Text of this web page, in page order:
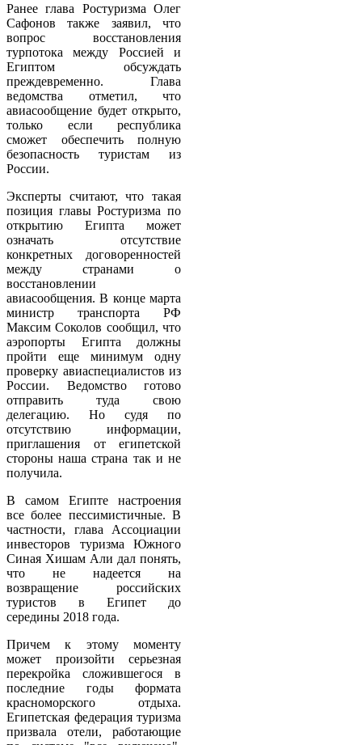
Ранее глава Ростуризма Олег
Сафонов также заявил, что
вопрос восстановления
турпотока между Россией и
Египтом обсуждать
преждевременно. Глава
ведомства отметил, что
авиасообщение будет открыто,
только если республика
сможет обеспечить полную
безопасность туристам из
России.
Эксперты считают, что такая
позиция главы Ростуризма по
открытию Египта может
означать отсутствие
конкретных договоренностей
между странами о
восстановлении
авиасообщения. В конце марта
министр транспорта РФ
Максим Соколов сообщил, что
аэропорты Египта должны
пройти еще минимум одну
проверку авиаспециалистов из
России. Ведомство готово
отправить туда свою
делегацию. Но судя по
отсутствию информации,
приглашения от египетской
стороны наша страна так и не
получила.
В самом Египте настроения
все более пессимистичные. В
частности, глава Ассоциации
инвесторов туризма Южного
Синая Хишам Али дал понять,
что не надеется на
возвращение российских
туристов в Египет до
середины 2018 года.
Причем к этому моменту
может произойти серьезная
перекройка сложившегося в
последние годы формата
красноморского отдыха.
Египетская федерация туризма
призвала отели, работающие